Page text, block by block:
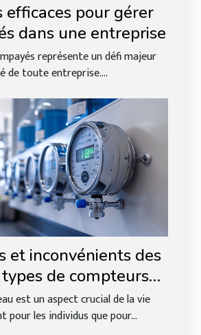
efficaces pour gérer
dans une entreprise
représente un défi majeur
de toute entreprise....
et inconvénients des
de compteurs
est un aspect crucial de la vie
pour les individus que pour...